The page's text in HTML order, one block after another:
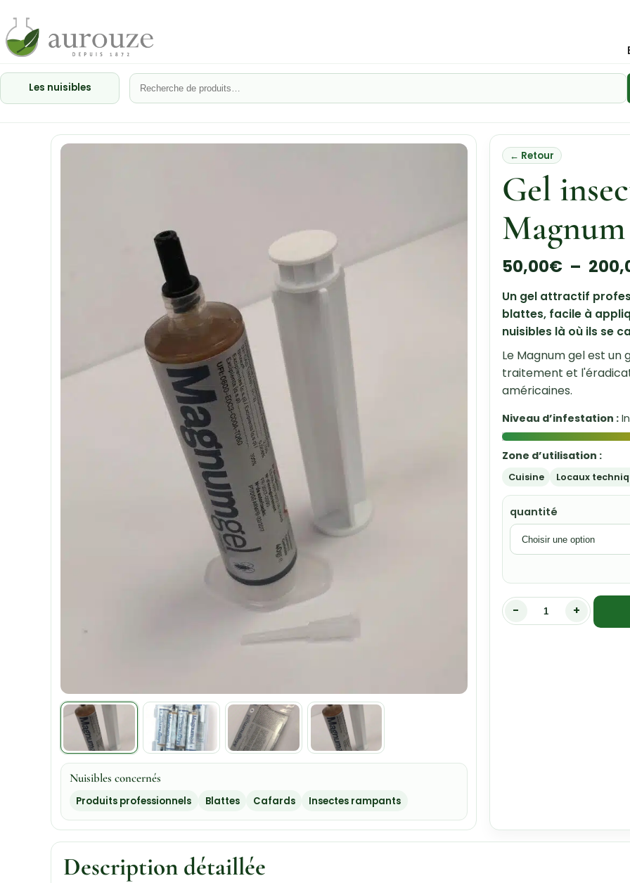
Les nuisibles
Nuisibles concernés
Produits professionnels Blattes Cafards Insectes rampants
← Retour
Gel
Magnum
50,00€ –
Un gel attractif
blattes, facile à
nuisibles là où ils se
Le Magnum gel est
traitement et
américaines.
Niveau d’infestation :
Zone d’utilisation :
Cuisine Locaux
quantité
- +
Description détaillée